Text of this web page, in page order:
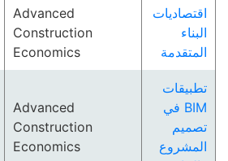
اقتصاديات
البناء
المتقدمة
Advanced
Construction
Economics
تطبيقات
BIM في
تصميم
المشروع
Advanced
Construction
Economics